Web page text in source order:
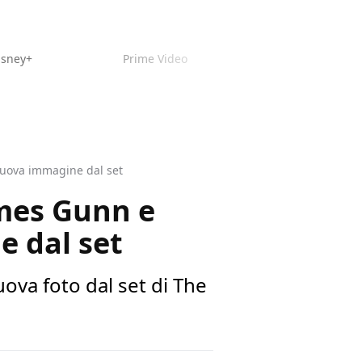
Prime Video
immagine dal set
Gunn e
dal set
foto dal set di The